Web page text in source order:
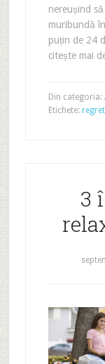
nereușind
muribundă
puțin de 24
citește mai
Din categoria:
Etichete:
3